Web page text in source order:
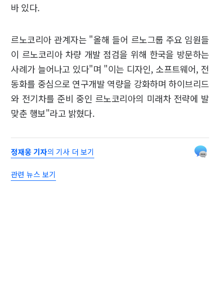
바 있다.
르노코리아 관계자는 "올해 들어 르노그룹 주요 임원들
이 르노코리아 차량 개발 점검을 위해 한국을 방문하는
사례가 늘어나고 있다"며 "이는 디자인, 소프트웨어, 전
동화를 중심으로 연구개발 역량을 강화하며 하이브리드
와 전기차를 준비 중인 르노코리아의 미래차 전략에 발
맞춘 행보"라고 밝혔다.
정재웅 기자의 기사 더 보기
관련 뉴스 보기